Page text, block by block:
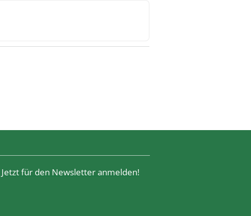
Jetzt für den Newsletter anmelden!